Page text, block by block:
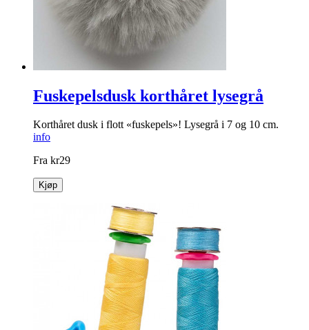
Fuskepelsdusk korthåret lysegrå
Korthåret dusk i flott «fuskepels»! Lysegrå i 7 og 10 cm.
info
Fra kr29
Kjøp